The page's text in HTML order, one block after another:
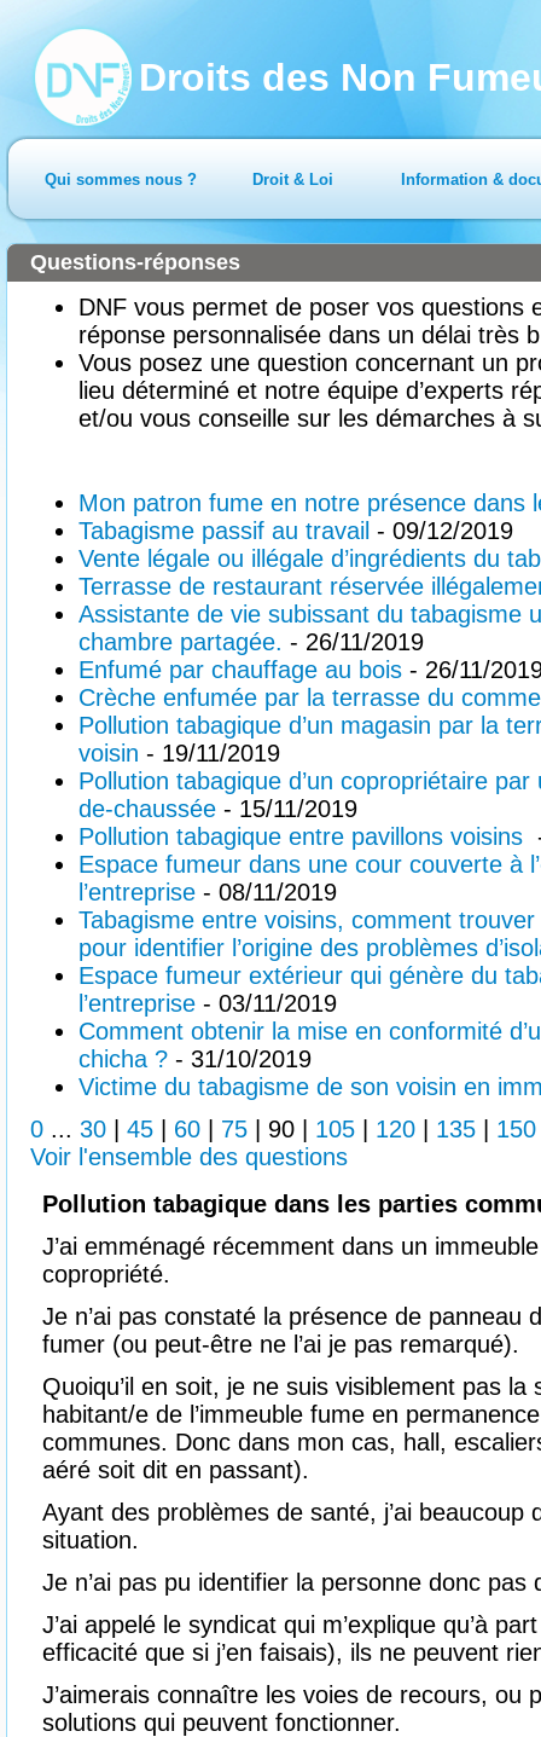
Droits des Non
Qui sommes nous ? Droit & Loi Information &
DNF vous permet de poser vos questions
réponse personnalisée dans un délai très
Vous posez une question concernant un
lieu déterminé et notre équipe d’experts
et/ou vous conseille sur les démarches à
Questions-réponses
Mon patron fume en notre présence dans
Tabagisme passif au travail - 09/12/2019
Vente légale ou illégale d’ingrédients du
Terrasse de restaurant réservée
Assistante de vie subissant du tabagisme
chambre partagée. - 26/11/2019
Enfumé par chauffage au bois - 26/11/
Crèche enfumée par la terrasse du
Pollution tabagique d’un magasin par la
voisin - 19/11/2019
Pollution tabagique d’un copropriétaire
de-chaussée - 15/11/2019
Pollution tabagique entre pavillons voisins
Espace fumeur dans une cour couverte à
l’entreprise - 08/11/2019
Tabagisme entre voisins, comment
pour identifier l’origine des problèmes
Espace fumeur extérieur qui génère du
l’entreprise - 03/11/2019
Comment obtenir la mise en conformité
chicha ? - 31/10/2019
Victime du tabagisme de son voisin en
0 ... 30 45 60 75 90 105 120 135 150
Voir l'ensemble des questions
Pollution tabagique dans les parties
J’ai emménagé récemment dans un
copropriété.
Je n’ai pas constaté la présence de panneau
fumer (ou peut-être ne l’ai je pas remarqué).
Quoiqu’il en soit, je ne suis visiblement pas
habitant/e de l’immeuble fume en
communes. Donc dans mon cas, hall,
aéré soit dit en passant).
Ayant des problèmes de santé, j’ai beaucoup
situation.
Je n’ai pas pu identifier la personne donc pas
J’ai appelé le syndicat qui m’explique qu’à
efficacité que si j’en faisais), ils ne peuvent
J’aimerais connaître les voies de recours, ou
solutions qui peuvent fonctionner.